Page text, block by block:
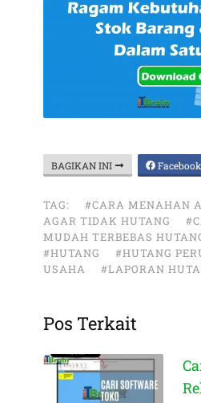
BAGIKAN INI Facebook
TAG: #CARA MENAHAN
AGAR TIDAK HUTANG
MUDAH TERBEBAS
#HUTANG
#HUTANG
USAHA
#LAPORAN
Pos Terkait